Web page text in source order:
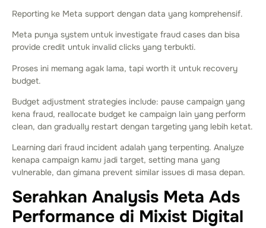
Reporting ke Meta support dengan data yang komprehensif.
Meta punya system untuk investigate fraud cases dan bisa
provide credit untuk invalid clicks yang terbukti.
Proses ini memang agak lama, tapi worth it untuk recovery
budget.
Budget adjustment strategies include: pause campaign yang
kena fraud, reallocate budget ke campaign lain yang perform
clean, dan gradually restart dengan targeting yang lebih ketat.
Learning dari fraud incident adalah yang terpenting. Analyze
kenapa campaign kamu jadi target, setting mana yang
vulnerable, dan gimana prevent similar issues di masa depan.
Serahkan Analysis Meta Ads
Performance di Mixist Digital